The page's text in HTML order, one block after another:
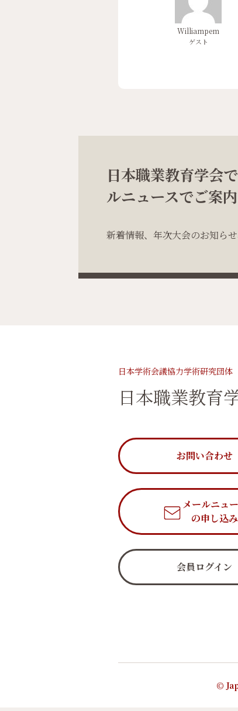
Williampem
ゲスト
日本職業教育学会
ルニュースでご案内
新着情報、年次大会のお知ら
日本学術会議協力学術研究団体
日本職業教育
お問い合わせ
メールニュ
の申し込み
会員ログイン
©